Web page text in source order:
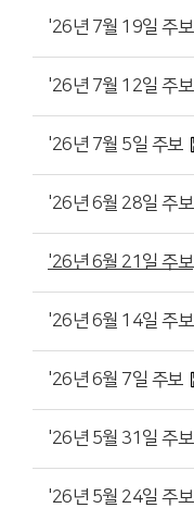
'26년 7월 19일 주보
'26년 7월 12일 주보
'26년 7월 5일 주보
'26년 6월 28일 주보
'26년 6월 21일 주보
'26년 6월 14일 주보
'26년 6월 7일 주보
'26년 5월 31일 주보
'26년 5월 24일 주보